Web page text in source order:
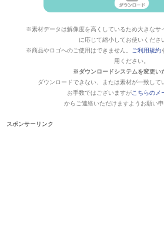
※素材データは解像度を高くしているため大きなサ
に応じて縮小してお使いくださ
※商品やロゴへのご使用はできません。
ご利用規約
用ください。
※ダウンロードシステムを変更い
ダウンロードできない、または素材が一致して
お手数ではございますがこちらのメ
からご連絡いただけますようお願い申
スポンサーリンク